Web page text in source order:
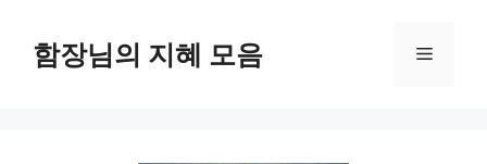
함장님의 지혜 모음 메